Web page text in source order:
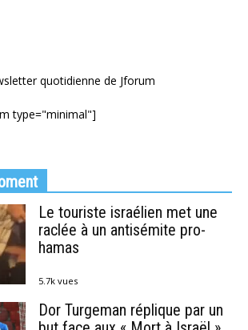
quotidienne de Jforum
type="minimal"]
Le touriste israélien met une
raclée à un antisémite pro-
hamas
5.7k vues
Dor Turgeman réplique par un